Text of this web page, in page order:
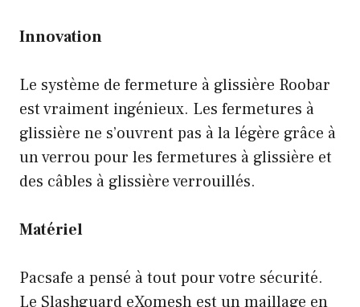
Innovation
Le système de fermeture à glissière Roobar
est vraiment ingénieux. Les fermetures à
glissière ne s’ouvrent pas à la légère grâce à
un verrou pour les fermetures à glissière et
des câbles à glissière verrouillés.
Matériel
Pacsafe a pensé à tout pour votre sécurité.
Le Slashguard eXomesh est un maillage en